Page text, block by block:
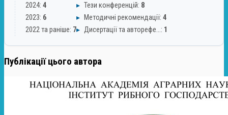
2024: 4
2023: 6
2022 та раніше: 7
▸ Тези конференцій: 8
▸ Методичні рекомендації: 4
▸ Дисертації та авторефе…: 1
Публікації цього автора